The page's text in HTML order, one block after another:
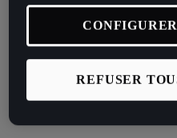
l’animent habituellement.
singularité et toute expression.
d’une nuit, l’ incarnation
REFUSER